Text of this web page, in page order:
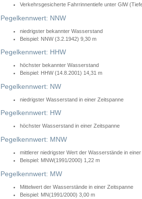
Verkehrsgesicherte Fahrrinnentiefe unter GlW
Pegelkennwert: NNW
niedrigster bekannter Wasserstand
Beispiel: NNW (3.2.1942) 9,30 m
Pegelkennwert: HHW
höchster bekannter Wasserstand
Beispiel: HHW (14.8.2001) 14,31 m
Pegelkennwert: NW
niedrigster Wasserstand in einer Zeitspanne
Pegelkennwert: HW
höchster Wasserstand in einer Zeitspanne
Pegelkennwert: MNW
mittlerer niedrigster Wert der Wasserstände in
Beispiel: MNW(1991/2000) 1,22 m
Pegelkennwert: MW
Mittelwert der Wasserstände in einer Zeitspanne
Beispiel: MN(1991/2000) 3,00 m